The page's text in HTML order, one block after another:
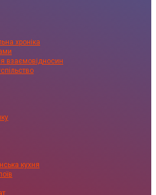
хроніка
взаємовідносин
кухня